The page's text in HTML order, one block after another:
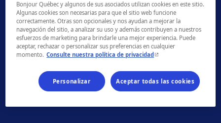
Bas-Saint-Laurent Gaspésie
Bonjour Québec y algunos de sus asociados utilizan cookies en este sitio.
Algunas cookies son necesarias para que el sitio web funcione
correctamente. Otras son opcionales y nos ayudan a mejorar la
navegación del sitio, a analizar su uso y además contribuyen a nuestros
esfuerzos de marketing para brindarle una mejor experiencia. Puede
aceptar, rechazar o personalizar sus preferencias en cualquier
momento. Consulte nuestra política de privacidad- Este hipervínculo se
Personalizar Aceptar todas las cookies